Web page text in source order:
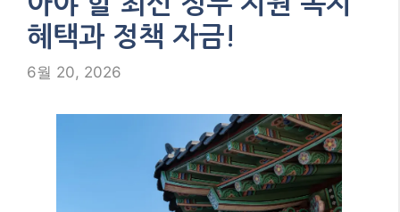
혜택과 정책 자금!
6월 20, 2026